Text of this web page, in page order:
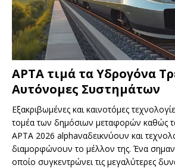
APTA τιμά τα Υδρογόνα
Αυτόνομες Συστημάτων
Εξακριβωμένες και καινοτόμες
τομέα των δημόσιων μεταφορών καθώς
APTA 2026 alphaναδεικνύουν και
διαμορφώνουν το μέλλον της. Ένα
οποίο συγκεντρώνει τις μεγαλύτερες